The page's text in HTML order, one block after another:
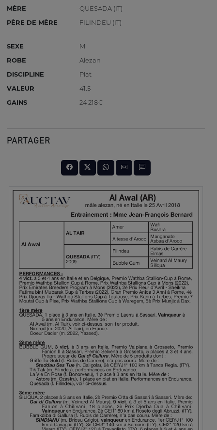
MÈRE
QUESADA (IT)
PÈRE DE MÈRE
FILINDEU (IT)
SEXE
M
ROBE
Alezan
DISCIPLINE
Plat
VALEUR
41.5
GAINS
24 218€
PARTAGER